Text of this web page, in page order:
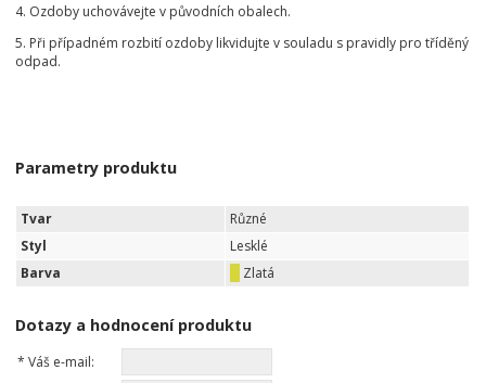
4. Ozdoby uchovávejte v původních obalech.
5. Při případném rozbití ozdoby likvidujte v souladu s pravidly pro tříděný
odpad.
Parametry produktu
Tvar
Různé
Styl
Lesklé
Barva
Zlatá
Dotazy a hodnocení produktu
* Váš e-mail: